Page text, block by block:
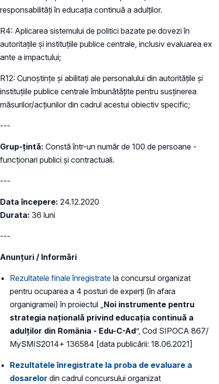
responsabilități în educația continuă a adulților.
R4: Aplicarea sistemului de politici bazate pe dovezi în
autoritațile și instituțiile publice centrale, inclusiv evaluarea ex
ante a impactului;
R12: Cunoștințe și abilitați ale personalului din autoritățile și
instituțiile publice centrale îmbunătățite pentru susținerea
măsurilor/acțiunilor din cadrul acestui obiectiv specific;
---
Grup-țintă: Constă într-un număr de 100 de persoane -
funcționari publici și contractuali.
---
Data începere: 24.12.2020
Durata: 36 luni
---
Anunțuri / Informări
Rezultatele finale înregistrate la concursul organizat
pentru ocuparea a 4 posturi de experți (în afara
organigramei) în proiectul „Noi instrumente pentru
strategia naţională privind educaţia continuă a
adulţilor din România - Edu-C-Ad”, Cod SIPOCA 867/
MySMIS2014+ 136584 [data publicării: 18.06.2021]
Rezultatele înregistrate la proba de evaluare a
dosarelor din cadrul concursului organizat